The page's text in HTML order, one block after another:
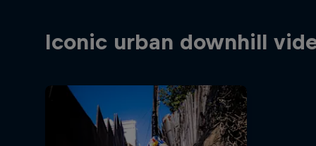
Iconic urban downhill